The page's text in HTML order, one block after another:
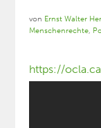
von Ernst Walter
Menschenrechte,
https://